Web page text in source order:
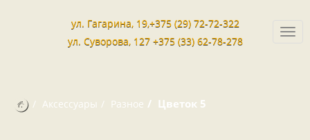
ул. Гагарина, 19,+375 (29) 72-72-322
ул. Суворова, 127 +375 (33) 62-78-278
Аксессуары Разное Цветок 5